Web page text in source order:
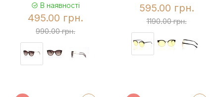
В наявності
495.00 грн.
990.00 грн.
595.00 грн.
1190.00 грн.